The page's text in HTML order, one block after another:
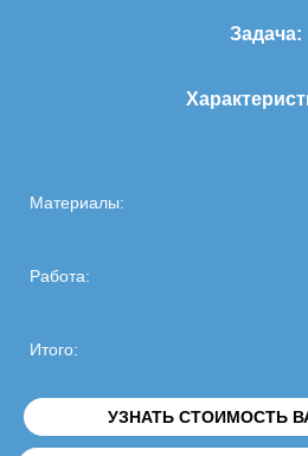
Задача:
Материалы:
Работа:
Итого:
УЗНАТЬ СТОИМОСТЬ